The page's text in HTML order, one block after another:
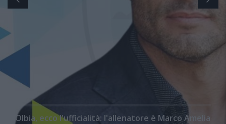
Olbia, ecco l'ufficialità: l'allenatore è Marco Amelia